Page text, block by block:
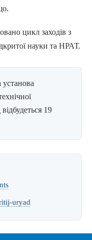
цикл заходів з
науки та НРАТ.
19
uryad